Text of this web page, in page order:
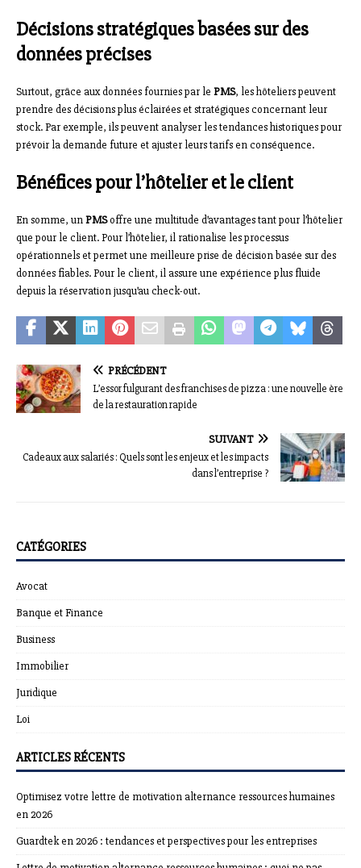
Décisions stratégiques basées sur des
données précises
Surtout, grâce aux données fournies par le PMS, les hôteliers peuvent
prendre des décisions plus éclairées et stratégiques concernant leur
stock. Par exemple, ils peuvent analyser les tendances historiques pour
prévoir la demande future et ajuster leurs tarifs en conséquence.
Bénéfices pour l’hôtelier et le client
En somme, unPMSoffre une multitude d’avantages tant pour l’hôtelier
que pour le client. Pour l’hôtelier, il rationalise les processus
opérationnels et permet une meilleure prise de décision basée sur des
données fiables. Pour le client, il assure une expérience plus fluide
depuis la réservation jusqu’au check-out.
PRÉCÉDENT
L’essor fulgurant des franchises de pizza : une nouvelle ère
de la restauration rapide
SUIVANT
Cadeaux aux salariés : Quels sont les enjeux et les impacts
dans l’entreprise ?
CATÉGORIES
Avocat
Banque et Finance
Business
Immobilier
Juridique
Loi
ARTICLES RÉCENTS
Optimisez votre lettre de motivation alternance ressources humaines
en 2026
Guardtek en 2026 : tendances et perspectives pour les entreprises